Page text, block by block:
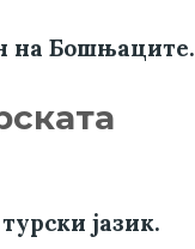
на Бошњаците.
јазик.